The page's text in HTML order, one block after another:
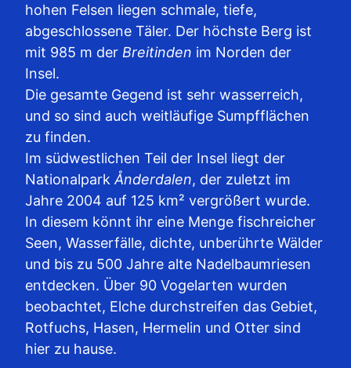
hohen Felsen liegen schmale, tiefe,
abgeschlossene Täler. Der höchste Berg ist
mit 985 m der Breitinden im Norden der
Insel.
Die gesamte Gegend ist sehr wasserreich,
und so sind auch weitläufige Sumpfflächen
zu finden.
Im südwestlichen Teil der Insel liegt der
Nationalpark Ånderdalen, der zuletzt im
Jahre 2004 auf 125 km² vergrößert wurde.
In diesem könnt ihr eine Menge fischreicher
Seen, Wasserfälle, dichte, unberührte Wälder
und bis zu 500 Jahre alte Nadelbaumriesen
entdecken. Über 90 Vogelarten wurden
beobachtet, Elche durchstreifen das Gebiet,
Rotfuchs, Hasen, Hermelin und Otter sind
hier zu hause.